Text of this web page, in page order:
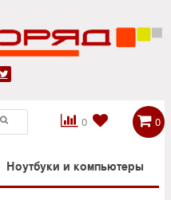

0

 0
Ноутбуки и компьютеры